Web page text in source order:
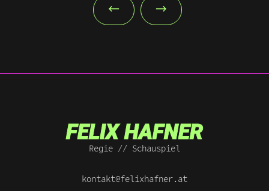
FELIX HAFNER
Regie // Schauspiel
kontakt@felixhafner.at